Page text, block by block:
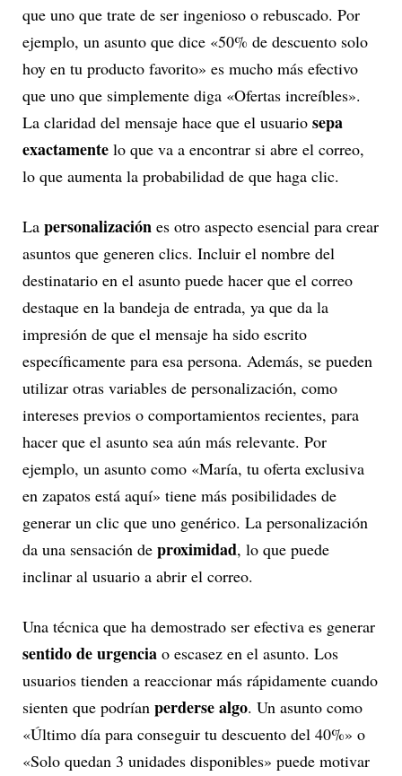
que uno que trate de ser ingenioso o rebuscado. Por
ejemplo, un asunto que dice «50% de descuento solo
hoy en tu producto favorito» es mucho más efectivo
que uno que simplemente diga «Ofertas increíbles».
La claridad del mensaje hace que el usuario sepa
exactamente lo que va a encontrar si abre el correo,
lo que aumenta la probabilidad de que haga clic.
La personalización es otro aspecto esencial para crear
asuntos que generen clics. Incluir el nombre del
destinatario en el asunto puede hacer que el correo
destaque en la bandeja de entrada, ya que da la
impresión de que el mensaje ha sido escrito
específicamente para esa persona. Además, se pueden
utilizar otras variables de personalización, como
intereses previos o comportamientos recientes, para
hacer que el asunto sea aún más relevante. Por
ejemplo, un asunto como «María, tu oferta exclusiva
en zapatos está aquí» tiene más posibilidades de
generar un clic que uno genérico. La personalización
da una sensación de proximidad, lo que puede
inclinar al usuario a abrir el correo.
Una técnica que ha demostrado ser efectiva es generar
sentido de urgencia o escasez en el asunto. Los
usuarios tienden a reaccionar más rápidamente cuando
sienten que podrían perderse algo. Un asunto como
«Último día para conseguir tu descuento del 40%» o
«Solo quedan 3 unidades disponibles» puede motivar